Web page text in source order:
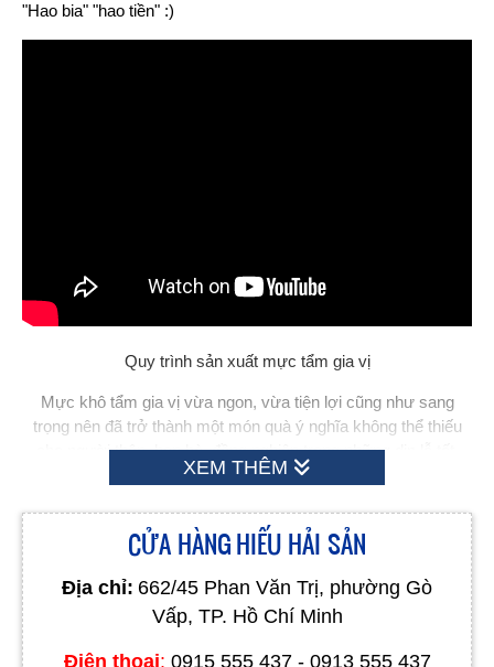
"Hao bia" "hao tiền" :)
Quy trình sản xuất mực tẩm gia vị
Mực khô tẩm gia vị vừa ngon, vừa tiện lợi cũng như sang
trọng nên đã trở thành một món quà ý nghĩa không thể thiếu
cho người thân, bạn bè, đồng nghiệp trong những dịp lễ tết.
XEM THÊM
CỬA HÀNG HIẾU HẢI SẢN
Địa chỉ: 662/45 Phan Văn Trị, phường Gò
Vấp, TP. Hồ Chí Minh
Điện thoại: 0915 555 437 - 0913 555 437